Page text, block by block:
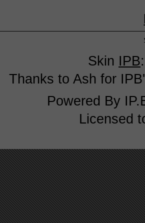
Skin IPB
Thanks to Ash for
Powered By
Licensed